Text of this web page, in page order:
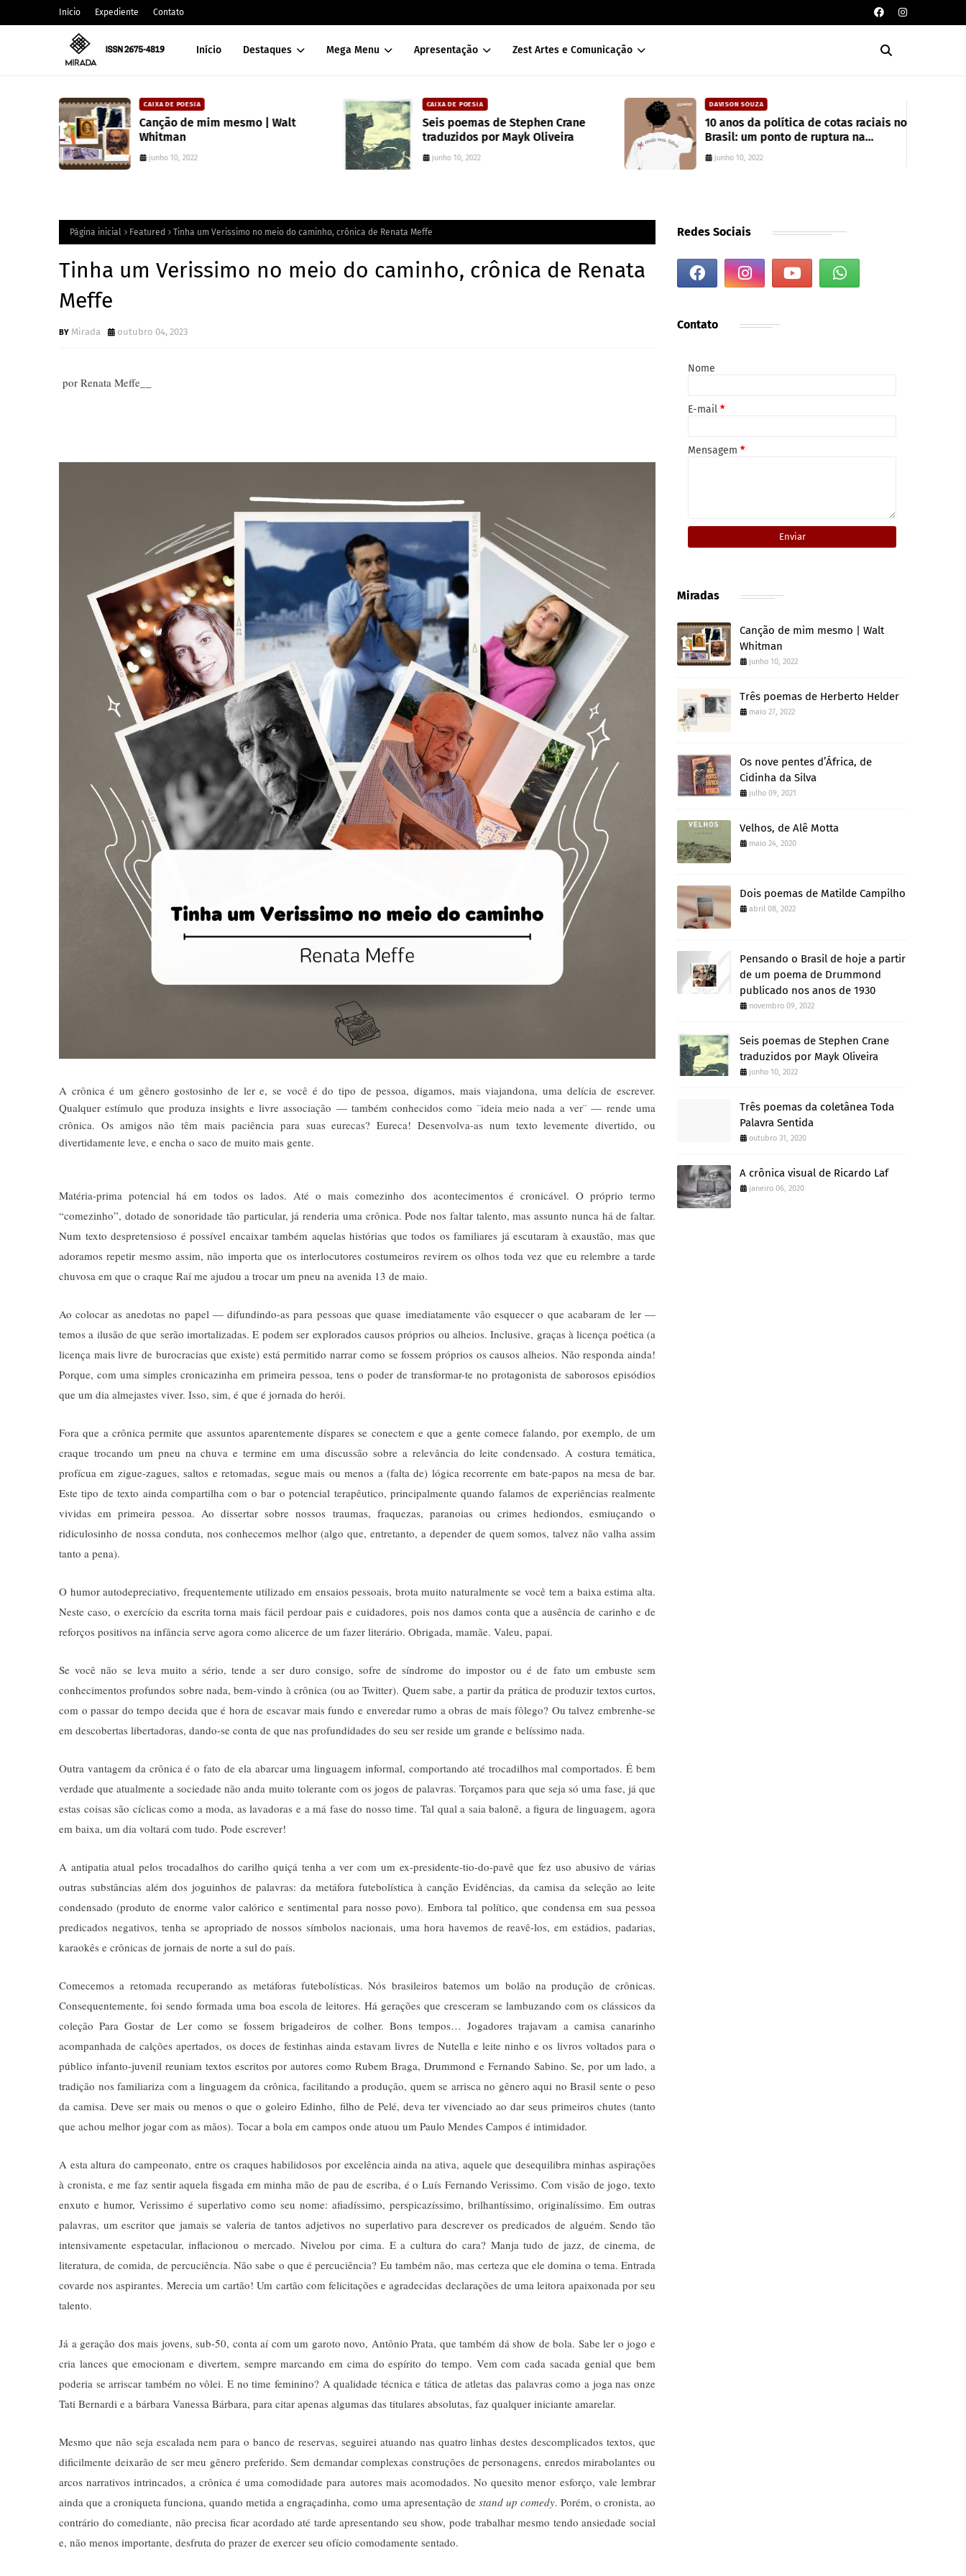
Início Expediente Contato
Início Destaques Mega Menu Apresentação Zest Artes e Comunicação
CAIXA DE POESIA
Canção de mim mesmo | Walt
Whitman
junho 10, 2022
CAIXA DE POESIA
Seis poemas de Stephen Crane
traduzidos por Mayk Oliveira
junho 10, 2022
DAVISON SOUZA
10 anos da política de cotas raciais no
Brasil: um ponto de ruptura na
colonialidade
junho 10, 2022
Página inicial Featured Tinha um Verissimo no meio do caminho, crônica de Renata Meffe
Tinha um Verissimo no meio do caminho, crônica de Renata
Meffe
Mirada outubro 04, 2023
por Renata Meffe__
A crônica é um gênero gostosinho de ler e, se você é do tipo de pessoa, digamos, mais viajandona, uma delícia de escrever.
Qualquer estímulo que produza insights e livre associação — também conhecidos como ¨ideia meio nada a ver¨ — rende uma
crônica. Os amigos não têm mais paciência para suas eurecas? Eureca! Desenvolva-as num texto levemente divertido, ou
divertidamente leve, e encha o saco de muito mais gente.
Matéria-prima potencial há em todos os lados. Até o mais comezinho dos acontecimentos é cronicável. O próprio termo
“comezinho”, dotado de sonoridade tão particular, já renderia uma crônica. Pode nos faltar talento, mas assunto nunca há de faltar.
Num texto despretensioso é possível encaixar também aquelas histórias que todos os familiares já escutaram à exaustão, mas que
adoramos repetir mesmo assim, não importa que os interlocutores costumeiros revirem os olhos toda vez que eu relembre a tarde
chuvosa em que o craque Raí me ajudou a trocar um pneu na avenida 13 de maio.
Ao colocar as anedotas no papel — difundindo-as para pessoas que quase imediatamente vão esquecer o que acabaram de ler —
temos a ilusão de que serão imortalizadas. E podem ser explorados causos próprios ou alheios. Inclusive, graças à licença poética (a
licença mais livre de burocracias que existe) está permitido narrar como se fossem próprios os causos alheios. Não responda ainda!
Porque, com uma simples cronicazinha em primeira pessoa, tens o poder de transformar-te no protagonista de saborosos episódios
que um dia almejastes viver. Isso, sim, é que é jornada do herói.
Fora que a crônica permite que assuntos aparentemente díspares se conectem e que a gente comece falando, por exemplo, de um
craque trocando um pneu na chuva e termine em uma discussão sobre a relevância do leite condensado. A costura temática,
profícua em zigue-zagues, saltos e retomadas, segue mais ou menos a (falta de) lógica recorrente em bate-papos na mesa de bar.
Este tipo de texto ainda compartilha com o bar o potencial terapêutico, principalmente quando falamos de experiências realmente
vividas em primeira pessoa. Ao dissertar sobre nossos traumas, fraquezas, paranoias ou crimes hediondos, esmiuçando o
ridiculosinho de nossa conduta, nos conhecemos melhor (algo que, entretanto, a depender de quem somos, talvez não valha assim
tanto a pena).
O humor autodepreciativo, frequentemente utilizado em ensaios pessoais, brota muito naturalmente se você tem a baixa estima alta.
Neste caso, o exercício da escrita torna mais fácil perdoar pais e cuidadores, pois nos damos conta que a ausência de carinho e de
reforços positivos na infância serve agora como alicerce de um fazer literário. Obrigada, mamãe. Valeu, papai.
Se você não se leva muito a sério, tende a ser duro consigo, sofre de síndrome do impostor ou é de fato um embuste sem
conhecimentos profundos sobre nada, bem-vindo à crônica (ou ao Twitter). Quem sabe, a partir da prática de produzir textos curtos,
com o passar do tempo decida que é hora de escavar mais fundo e enveredar rumo a obras de mais fôlego? Ou talvez embrenhe-se
em descobertas libertadoras, dando-se conta de que nas profundidades do seu ser reside um grande e belíssimo nada.
Outra vantagem da crônica é o fato de ela abarcar uma linguagem informal, comportando até trocadilhos mal comportados. É bem
verdade que atualmente a sociedade não anda muito tolerante com os jogos de palavras. Torçamos para que seja só uma fase, já que
estas coisas são cíclicas como a moda, as lavadoras e a má fase do nosso time. Tal qual a saia balonê, a figura de linguagem, agora
em baixa, um dia voltará com tudo. Pode escrever!
A antipatia atual pelos trocadalhos do carilho quiçá tenha a ver com um ex-presidente-tio-do-pavê que fez uso abusivo de várias
outras substâncias além dos joguinhos de palavras: da metáfora futebolística à canção Evidências, da camisa da seleção ao leite
condensado (produto de enorme valor calórico e sentimental para nosso povo). Embora tal político, que condensa em sua pessoa
predicados negativos, tenha se apropriado de nossos símbolos nacionais, uma hora havemos de reavê-los, em estádios, padarias,
karaokês e crônicas de jornais de norte a sul do país.
Comecemos a retomada recuperando as metáforas futebolísticas. Nós brasileiros batemos um bolão na produção de crônicas.
Consequentemente, foi sendo formada uma boa escola de leitores. Há gerações que cresceram se lambuzando com os clássicos da
coleção Para Gostar de Ler como se fossem brigadeiros de colher. Bons tempos… Jogadores trajavam a camisa canarinho
acompanhada de calções apertados, os doces de festinhas ainda estavam livres de Nutella e leite ninho e os livros voltados para o
público infanto-juvenil reuniam textos escritos por autores como Rubem Braga, Drummond e Fernando Sabino. Se, por um lado, a
tradição nos familiariza com a linguagem da crônica, facilitando a produção, quem se arrisca no gênero aqui no Brasil sente o peso
da camisa. Deve ser mais ou menos o que o goleiro Edinho, filho de Pelé, deva ter vivenciado ao dar seus primeiros chutes (tanto
que achou melhor jogar com as mãos). Tocar a bola em campos onde atuou um Paulo Mendes Campos é intimidador.
A esta altura do campeonato, entre os craques habilidosos por excelência ainda na ativa, aquele que desequilibra minhas aspirações
à cronista, e me faz sentir aquela fisgada em minha mão de pau de escriba, é o Luís Fernando Verissimo. Com visão de jogo, texto
enxuto e humor, Verissimo é superlativo como seu nome: afiadíssimo, perspicazíssimo, brilhantíssimo, originalíssimo. Em outras
palavras, um escritor que jamais se valeria de tantos adjetivos no superlativo para descrever os predicados de alguém. Sendo tão
intensivamente espetacular, inflacionou o mercado. Nivelou por cima. E a cultura do cara? Manja tudo de jazz, de cinema, de
literatura, de comida, de percuciência. Não sabe o que é percuciência? Eu também não, mas certeza que ele domina o tema. Entrada
covarde nos aspirantes. Merecia um cartão! Um cartão com felicitações e agradecidas declarações de uma leitora apaixonada por seu
talento.
Já a geração dos mais jovens, sub-50, conta aí com um garoto novo, Antônio Prata, que também dá show de bola. Sabe ler o jogo e
cria lances que emocionam e divertem, sempre marcando em cima do espírito do tempo. Vem com cada sacada genial que bem
poderia se arriscar também no vôlei. E no time feminino? A qualidade técnica e tática de atletas das palavras como a joga nas onze
Tati Bernardi e a bárbara Vanessa Bárbara, para citar apenas algumas das titulares absolutas, faz qualquer iniciante amarelar.
Mesmo que não seja escalada nem para o banco de reservas, seguirei atuando nas quatro linhas destes descomplicados textos, que
dificilmente deixarão de ser meu gênero preferido. Sem demandar complexas construções de personagens, enredos mirabolantes ou
arcos narrativos intrincados, a crônica é uma comodidade para autores mais acomodados. No quesito menor esforço, vale lembrar
ainda que a croniqueta funciona, quando metida a engraçadinha, como uma apresentação de stand up comedy. Porém, o cronista, ao
contrário do comediante, não precisa ficar acordado até tarde apresentando seu show, pode trabalhar mesmo tendo ansiedade social
e, não menos importante, desfruta do prazer de exercer seu ofício comodamente sentado.
Redes Sociais
Contato
Nome
E-mail *
Mensagem *
Miradas
Canção de mim mesmo | Walt
Whitman
junho 10, 2022
Três poemas de Herberto Helder
maio 27, 2022
Os nove pentes d’África, de
Cidinha da Silva
julho 09, 2021
Velhos, de Alê Motta
maio 24, 2020
Dois poemas de Matilde Campilho
abril 08, 2022
Pensando o Brasil de hoje a partir
de um poema de Drummond
publicado nos anos de 1930
novembro 09, 2022
Seis poemas de Stephen Crane
traduzidos por Mayk Oliveira
junho 10, 2022
Três poemas da coletânea Toda
Palavra Sentida
outubro 31, 2020
A crônica visual de Ricardo Laf
janeiro 06, 2020